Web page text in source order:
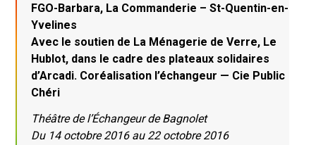
FGO-Barbara, La Commanderie – St-Quentin-en-
Yvelines
Avec le soutien de La Ménagerie de Verre, Le
Hublot, dans le cadre des plateaux solidaires
d’Arcadi. Coréalisation l’échangeur — Cie Public
Chéri
Théâtre de l’Échangeur de Bagnolet
Du 14 octobre 2016 au 22 octobre 2016